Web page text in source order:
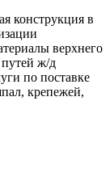
конструкция в
верхнего
путей ж/д
по поставке
крепежей,